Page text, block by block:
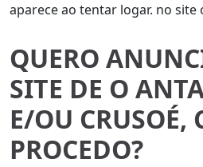
aparece ao tentar logar. no site
QUERO
SITE DE O
E/OU CRUSOÉ,
PROCEDO?